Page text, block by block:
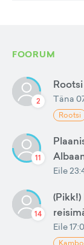
FOORUM
2 Täna
Rootsi
11
Eile
14
Eile